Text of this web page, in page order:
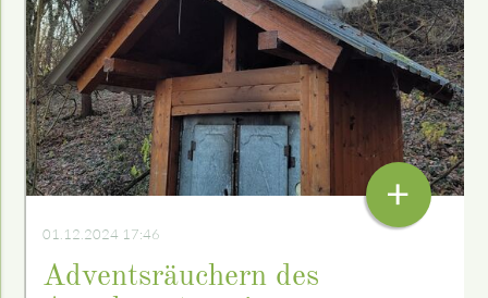
01.12.2024 17:46
Adventsräuchern des
+